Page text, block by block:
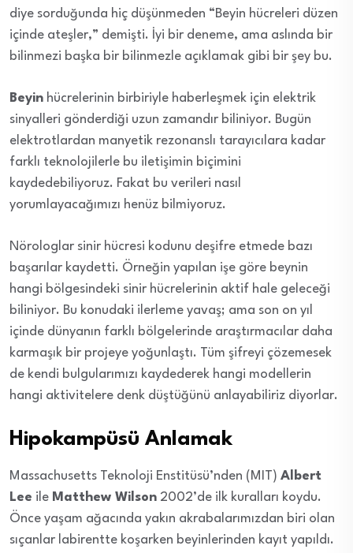
diye sorduğunda hiç düşünmeden “Beyin hücreleri düzen
içinde ateşler,” demişti. İyi bir deneme, ama aslında bir
bilinmezi başka bir bilinmezle açıklamak gibi bir şey bu.
Beyin hücrelerinin birbiriyle haberleşmek için elektrik
sinyalleri gönderdiği uzun zamandır biliniyor. Bugün
elektrotlardan manyetik rezonanslı tarayıcılara kadar
farklı teknolojilerle bu iletişimin biçimini
kaydedebiliyoruz. Fakat bu verileri nasıl
yorumlayacağımızı henüz bilmiyoruz.
Nörologlar sinir hücresi kodunu deşifre etmede bazı
başarılar kaydetti. Örneğin yapılan işe göre beynin
hangi bölgesindeki sinir hücrelerinin aktif hale geleceği
biliniyor. Bu konudaki ilerleme yavaş; ama son on yıl
içinde dünyanın farklı bölgelerinde araştırmacılar daha
karmaşık bir projeye yoğunlaştı. Tüm şifreyi çözemesek
de kendi bulgularımızı kaydederek hangi modellerin
hangi aktivitelere denk düştüğünü anlayabiliriz diyorlar.
Hipokampüsü Anlamak
Massachusetts Teknoloji Enstitüsü’nden (MIT) Albert
Lee ile Matthew Wilson 2002’de ilk kuralları koydu.
Önce yaşam ağacında yakın akrabalarımızdan biri olan
sıçanlar labirentte koşarken beyinlerinden kayıt yapıldı.